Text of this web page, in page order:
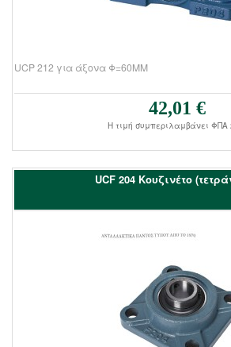
UCP 212 για άξονα Φ=60ΜΜ
42,01 €
Η τιμή συμπεριλαμβάνει ΦΠΑ
UCF 204 Kουζινέτο